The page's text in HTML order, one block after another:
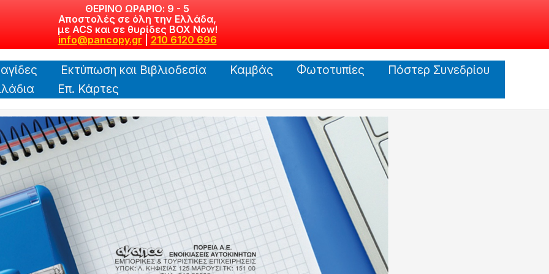
ΘΕΡΙΝΟ ΩΡΑΡΙΟ: 9 - 5
Αποστολές σε όλη την Ελλάδα,
με ACS και σε θυρίδες BOX Now!
info@pancopy.gr
210 6120 696
Εκτύπωση και Βιβλιοδεσία Καμβάς Φωτοτυπίες
Πόστερ Συνεδρίου
Επ. Κάρτες